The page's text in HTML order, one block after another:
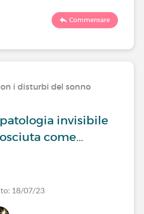
Commentare
i disturbi del sonno
invisibile
come…
18/07/23